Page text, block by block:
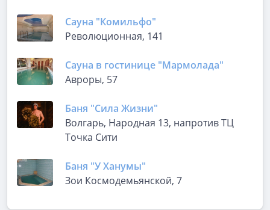
Сауна "Комильфо"
Революционная, 141
Сауна в гостинице "Мармолада"
Авроры, 57
Баня "Сила Жизни"
Волгарь, Народная 13, напротив ТЦ
Точка Сити
Баня "У Ханумы"
Зои Космодемьянской, 7